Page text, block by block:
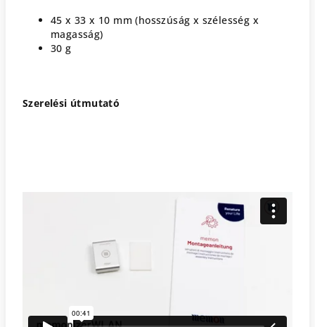
45 x 33 x 10 mm (hosszúság x szélesség x
magasság)
30 g
Szerelési útmutató